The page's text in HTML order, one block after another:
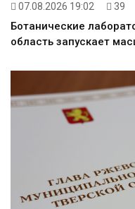
07.08.2026 19:02 39
Ботанические
область запускает